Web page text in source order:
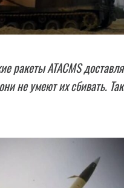
ракеты ATACMS
не умеют их сбивать.